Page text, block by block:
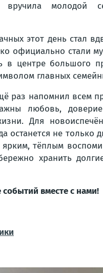
молодой
этот день стал
официально стали
в центре большого
главных
раз напомнил всем
любовь,
Для
останется не только
тёплым
хранить
событий вместе с нами!